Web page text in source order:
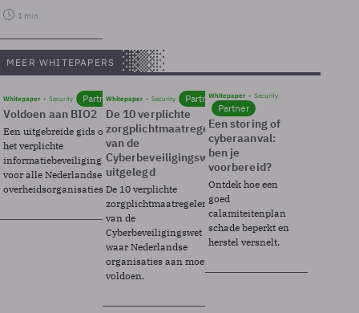
1 min
MEER WHITEPAPERS
Whitepaper Security Partner
Voldoen aan BIO2
Een uitgebreide gids over BIO2,
het verplichte
informatiebeveiligingsframework
voor alle Nederlandse
overheidsorganisaties.
Whitepaper Security Partner
De 10 verplichte
zorgplichtmaatregelen
van de
Cyberbeveiligingswet
uitgelegd
De 10 verplichte
zorgplichtmaatregelen
van de
Cyberbeveiligingswet
waar Nederlandse
organisaties aan moeten
voldoen.
Whitepaper Security
Partner
Een storing of
cyberaanval:
ben je
voorbereid?
Ontdek hoe een
goed
calamiteitenplan
schade beperkt en
herstel versnelt.